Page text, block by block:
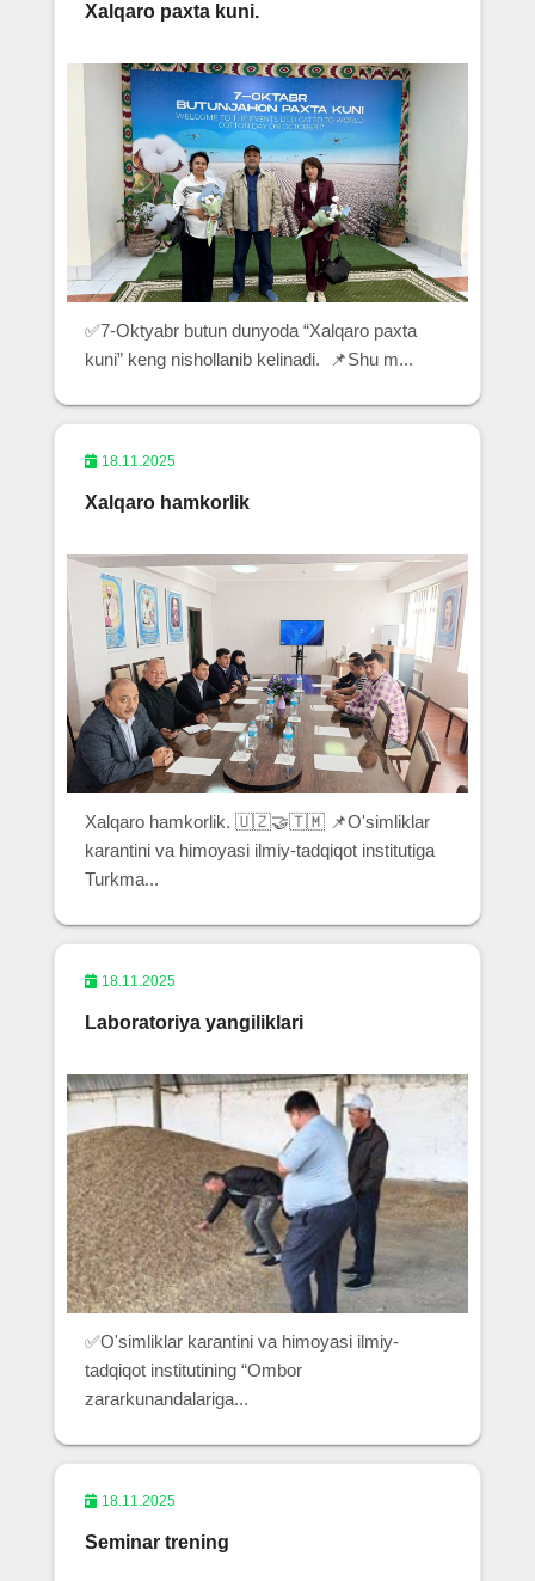
Xalqaro paxta kuni.
✅7-Oktyabr butun dunyoda “Xalqaro paxta
kuni” keng nishollanib kelinadi. 📌Shu m...
18.11.2025
Xalqaro hamkorlik
Xalqaro hamkorlik. 🇺🇿🤝🇹🇲 📌O'simliklar
karantini va himoyasi ilmiy-tadqiqot institutiga
Turkma...
18.11.2025
Laboratoriya yangiliklari
✅O'simliklar karantini va himoyasi ilmiy-
tadqiqot institutining “Ombor
zararkunandalariga...
18.11.2025
Seminar trening